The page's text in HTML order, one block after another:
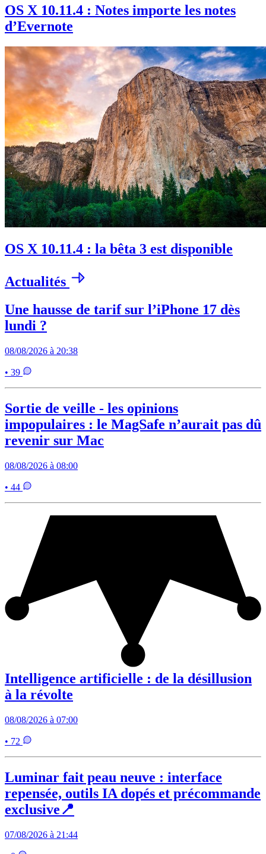
OS X 10.11.4 : Notes importe les notes
d’Evernote
OS X 10.11.4 : la bêta 3 est disponible
Actualités
Une hausse de tarif sur l’iPhone 17 dès
lundi ?
08/08/2026 à 20:38
• 39
Sortie de veille - les opinions
impopulaires : le MagSafe n’aurait pas dû
revenir sur Mac
08/08/2026 à 08:00
• 44
Intelligence artificielle : de la désillusion
à la révolte
08/08/2026 à 07:00
• 72
Luminar fait peau neuve : interface
repensée, outils IA dopés et précommande
exclusive📍
07/08/2026 à 21:44